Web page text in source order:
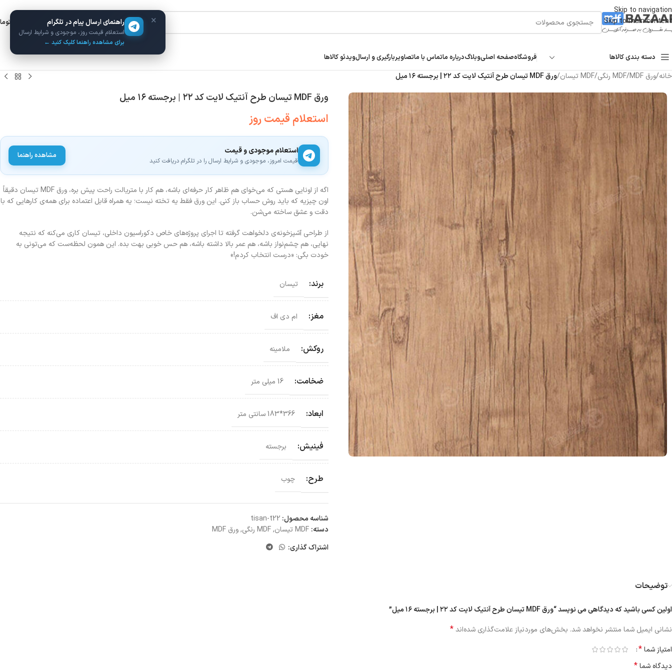
Skip to navigation
Skip to main content
ورود / ثبت نام
دسته بندی کالاها فروشگاهصفحه اصلیوبلاگدرباره ماتماس با ماتصاویربارگیری و ارسالویدئو کالاها
خانه/ورق MDF /MDF رنگی /MDF تیسان /ورق MDF تیسان طرح آنتیک لایت کد ۲۲ | برجسته ۱۶ میل
ورق MDF تیسان طرح آنتیک لایت کد ۲۲ | برجسته ۱۶ میل
استعلام قیمت روز
استعلام موجودی و قیمت
قیمت امروز، موجودی و شرایط ارسال را در تلگرام دریافت کنید
مشاهده راهنما
اگه از اونایی هستی که می‌خوای هم ظاهر کار حرفه‌ای باشه، هم کار با متریالت راحت پیش بره، ورق MDF تیسان دقیقاً
اون چیزیه که باید روش حساب باز کنی. این ورق فقط یه تخته نیست؛ یه همراه قابل اعتماده برای همه‌ی کارهایی که با
دقت و عشق ساخته می‌شن.
از طراحی آشپزخونه‌ی دلخواهت گرفته تا اجرای پروژه‌های خاص دکوراسیون داخلی، تیسان کاری می‌کنه که نتیجه
نهایی، هم چشم‌نواز باشه، هم عمر بالا داشته باشه، هم حس خوبی بهت بده. این همون لحظه‌ست که می‌تونی به
خودت بگی: «درست انتخاب کردم!»
برند: تیسان
مغز: ام دی اف
روکش: ملامینه
ضخامت: 16 میلی متر
ابعاد: 366*183 سانتی‌ متر
فینیش: برجسته
طرح: چوب
شناسه محصول: tisan-t22
دسته: MDF تیسان ,MDF رنگی ,ورق MDF
اشتراک گذاری:
توضیحات
اولین کسی باشید که دیدگاهی می نویسد “ورق MDF تیسان طرح آنتیک لایت کد ۲۲ | برجسته ۱۶ میل”
نشانی ایمیل شما منتشر نخواهد شد. بخش‌های موردنیاز علامت‌گذاری شده‌اند*
امتیاز شما*
دیدگاه شما*
× راهنمای ارسال پیام در تلگرام
استعلام قیمت روز، موجودی و شرایط ارسال
برای مشاهده راهنما کلیک کنید ←